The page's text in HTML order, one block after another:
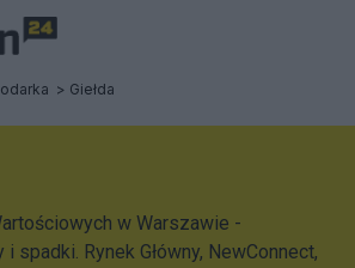
Giełda
w Warszawie -
spadki. Rynek Główny, NewConnect,